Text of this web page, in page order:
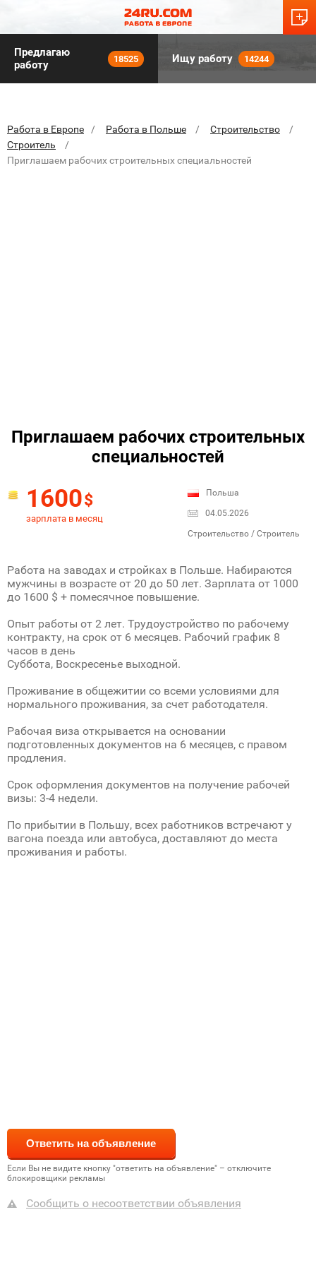
Предлагаю
работу
18525 Ищу работу 14244
Работа в Европе Работа в Польше
Строительство
Строитель
Приглашаем рабочих строительных специальностей
Приглашаем рабочих строительных
специальностей
1600$
зарплата в месяц
Польша
04.05.2026
Строительство / Строитель
Работа на заводах и стройках в Польше. Набираются
мужчины в возрасте от 20 до 50 лет. Зарплата от 1000
до 1600 $ + помесячное повышение.
Опыт работы от 2 лет. Трудоустройство по рабочему
контракту, на срок от 6 месяцев. Рабочий график 8
часов в день
Суббота, Воскресенье выходной.
Проживание в общежитии со всеми условиями для
нормального проживания, за счет работодателя.
Рабочая виза открывается на основании
подготовленных документов на 6 месяцев, с правом
продления.
Срок оформления документов на получение рабочей
визы: 3-4 недели.
По прибытии в Польшу, всех работников встречают у
вагона поезда или автобуса, доставляют до места
проживания и работы.
Если Вы не видите кнопку "ответить на объявление" – отключите
блокировщики рекламы
Сообщить о несоответствии объявления